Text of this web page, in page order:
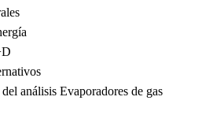
análisis Evaporadores de gas